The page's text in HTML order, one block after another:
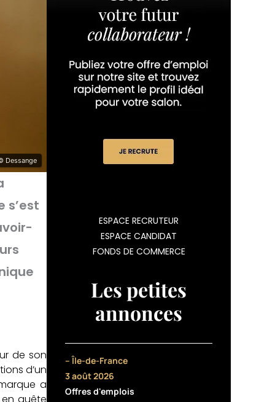
Dessange
s’est
de son
d’un
a
en quête
ESPACE RECRUTEUR
ESPACE CANDIDAT
FONDS DE COMMERCE
Les petites
annonces
– Île-de-France
3 août 2026
Offres d'emplois